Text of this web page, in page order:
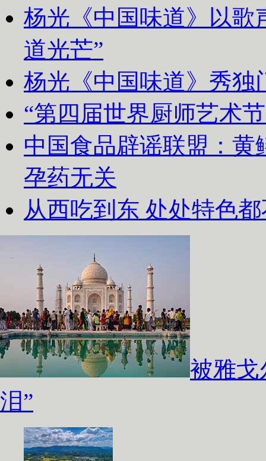
杨光《中国味道》以歌
道光芒”
杨光《中国味道》秀独
“第四届世界厨师艺术
中国食品辟谣联盟：
孕药无关
从西吃到东 处处特色
被雅戈
泪”